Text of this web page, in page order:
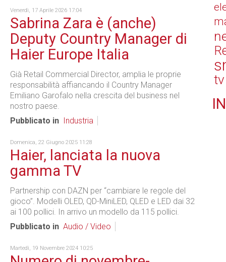
Venerdì, 17 Aprile 2026 17:04
Sabrina Zara è (anche)
Deputy Country Manager di
Haier Europe Italia
Già Retail Commercial Director, amplia le proprie
responsabilità affiancando il Country Manager
Emiliano Garofalo nella crescita del business nel
nostro paese.
Pubblicato in
Industria
Domenica, 22 Giugno 2025 11:28
Haier, lanciata la nuova
gamma TV
Partnership con DAZN per “cambiare le regole del
gioco”. Modelli OLED, QD-MiniLED, QLED e LED dai 32
ai 100 pollici. In arrivo un modello da 115 pollici.
Pubblicato in Audio / Video
Martedì, 19 Novembre 2024 10:25
tv
IN